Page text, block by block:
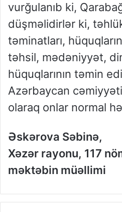
vurğulanıb ki,
düşməlidirlər ki,
təminatları,
təhsil, mədəniyyət,
hüquqlarının təmin
Azərbaycan
olaraq onlar normal
Əskərova Səbinə,
Xəzər rayonu, 117
məktəbin müəllimi